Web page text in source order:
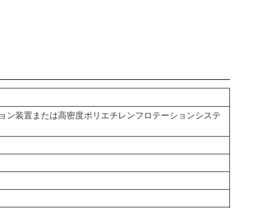
ン装置または高密度ポリエチレンフロテーションシステ